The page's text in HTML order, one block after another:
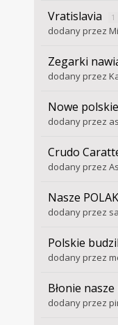
Vratislavia 1
dodany przez
Zegarki
dodany przez
Nowe
dodany przez
Crudo
dodany przez
Nasze
dodany przez
Polskie
dodany przez
Błonie nasze
dodany przez